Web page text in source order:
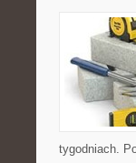
tygodniach.